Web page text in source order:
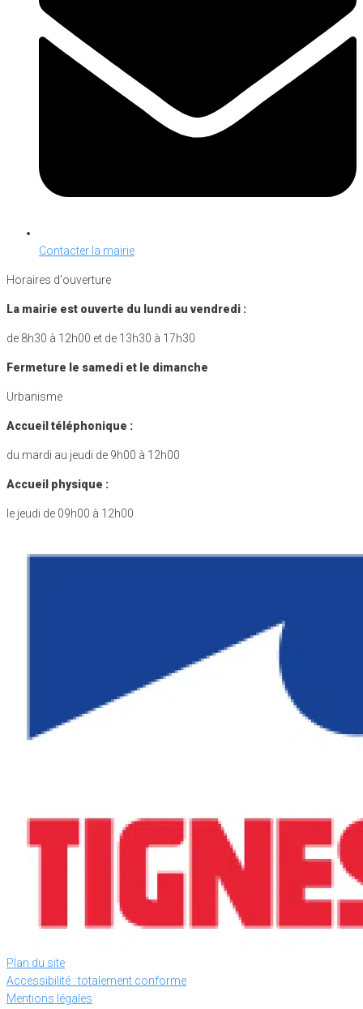
Contacter la mairie
Horaires d'ouverture
La mairie est ouverte du lundi au vendredi :
de 8h30 à 12h00 et de 13h30 à 17h30
Fermeture le samedi et le dimanche
Urbanisme
Accueil téléphonique :
du mardi au jeudi de 9h00 à 12h00
Accueil physique :
le jeudi de 09h00 à 12h00
Plan du site
Accessibilité : totalement conforme
Mentions légales